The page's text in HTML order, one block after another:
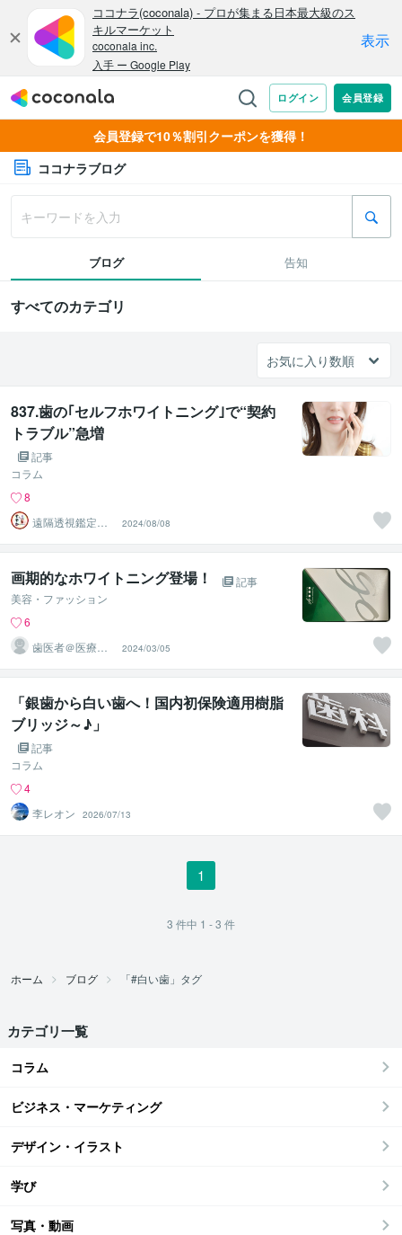
会員登録で10％割引クーポンを獲得！
ココナラブログ
ブログ 告知
すべてのカテゴリ
837.歯の｢セルフホワイトニング｣で“契約
トラブル”急増
記事
コラム
8
遠隔透視鑑定
師・すずか✡
2024/08/08
画期的なホワイトニング登場！
記事
美容・ファッション
6
歯医者＠医療法
人の理事長
2024/03/05
「銀歯から白い歯へ！国内初保険適用樹脂
ブリッジ～♪」
記事
コラム
4
李レオン
2026/07/13
1
3 件中 1 - 3 件
ホーム ブログ 「#白い歯」タグ
カテゴリ一覧
コラム
ビジネス・マーケティング
デザイン・イラスト
学び
写真・動画